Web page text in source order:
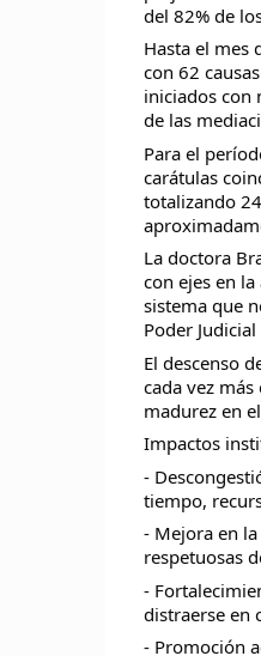
del 82% de
Hasta el mes
con 62
iniciados con
de las
Para el
carátulas
totalizando
La doctora
con ejes en
sistema que
Poder
El descenso
cada vez
madurez en
Impactos
-
tiempo,
- Mejora en
respetuosas
-
distraerse en
- Promoción